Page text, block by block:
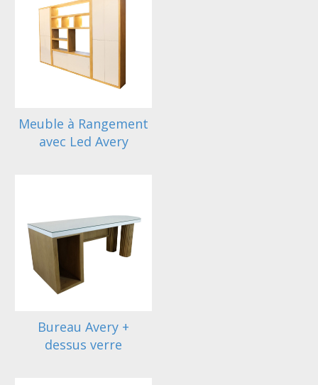
Meuble à Rangement
avec Led Avery
Bureau Avery +
dessus verre